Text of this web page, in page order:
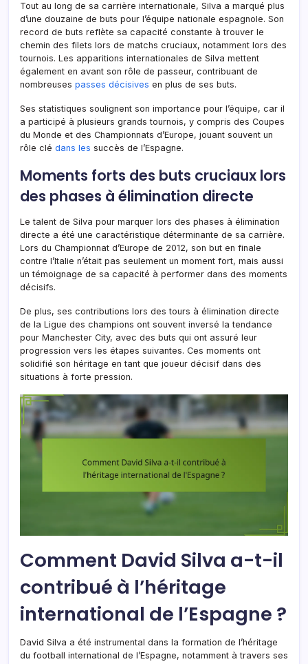
Tout au long de sa carrière internationale, Silva a marqué plus
d’une douzaine de buts pour l’équipe nationale espagnole. Son
record de buts reflète sa capacité constante à trouver le
chemin des filets lors de matchs cruciaux, notamment lors des
tournois. Les apparitions internationales de Silva mettent
également en avant son rôle de passeur, contribuant de
nombreuses passes décisives en plus de ses buts.
Ses statistiques soulignent son importance pour l’équipe, car il
a participé à plusieurs grands tournois, y compris des Coupes
du Monde et des Championnats d’Europe, jouant souvent un
rôle clé dans les succès de l’Espagne.
Moments forts des buts cruciaux lors
des phases à élimination directe
Le talent de Silva pour marquer lors des phases à élimination
directe a été une caractéristique déterminante de sa carrière.
Lors du Championnat d’Europe de 2012, son but en finale
contre l’Italie n’était pas seulement un moment fort, mais aussi
un témoignage de sa capacité à performer dans des moments
décisifs.
De plus, ses contributions lors des tours à élimination directe
de la Ligue des champions ont souvent inversé la tendance
pour Manchester City, avec des buts qui ont assuré leur
progression vers les étapes suivantes. Ces moments ont
solidifié son héritage en tant que joueur décisif dans des
situations à forte pression.
Comment David Silva a-t-il
contribué à l’héritage
international de l’Espagne ?
David Silva a été instrumental dans la formation de l’héritage
du football international de l’Espagne, notamment à travers ses